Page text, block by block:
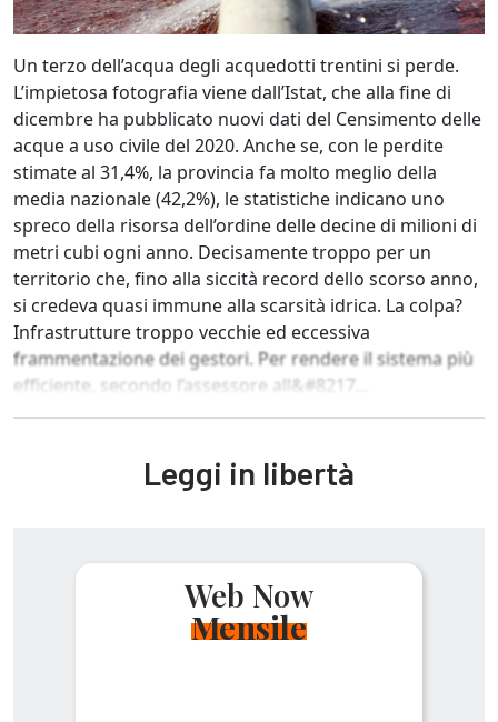
Un terzo dell’acqua degli acquedotti trentini si perde.
L’impietosa fotografia viene dall’Istat, che alla fine di
dicembre ha pubblicato nuovi dati del Censimento delle
acque a uso civile del 2020. Anche se, con le perdite
stimate al 31,4%, la provincia fa molto meglio della
media nazionale (42,2%), le statistiche indicano uno
spreco della risorsa dell’ordine delle decine di milioni di
metri cubi ogni anno. Decisamente troppo per un
territorio che, fino alla siccità record dello scorso anno,
si credeva quasi immune alla scarsità idrica. La colpa?
Infrastrutture troppo vecchie ed eccessiva
frammentazione dei gestori. Per rendere il sistema più
efficiente, secondo l’assessore all&#8217...
Leggi in libertà
Web Now
Mensile